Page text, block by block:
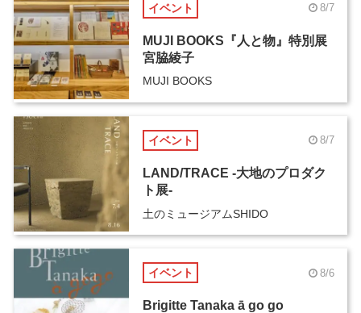
イベント 8/7
MUJI BOOKS『人と物』特別展
宮脇綾子
MUJI BOOKS
イベント 8/7
LAND/TRACE -大地のプロダク
ト展-
土のミュージアムSHIDO
イベント 8/6
Brigitte Tanaka ā go go